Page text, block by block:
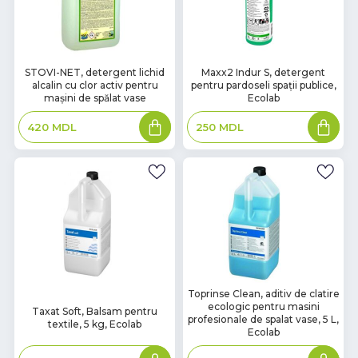
В
наличии
STOVI-NET, detergent lichid
alcalin cu clor activ pentru
mașini de spălat vase
420 MDL
Adaugă
în
coș
наличии
Maxx2 Indur S, detergent
pentru pardoseli spații publice,
Ecolab
250 MDL
Adaugă
în
coș
наличии
Taxat Soft, Balsam pentru
textile, 5 kg, Ecolab
Adaugă
В
наличии
Toprinse Clean, aditiv de clatire
ecologic pentru masini
profesionale de spalat vase, 5 L,
Ecolab
Adaugă